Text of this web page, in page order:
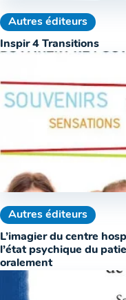
Autres éditeurs
Inspir 4 Transitions
Autres éditeurs
L’imagier du centre
l’état psychique du
oralement